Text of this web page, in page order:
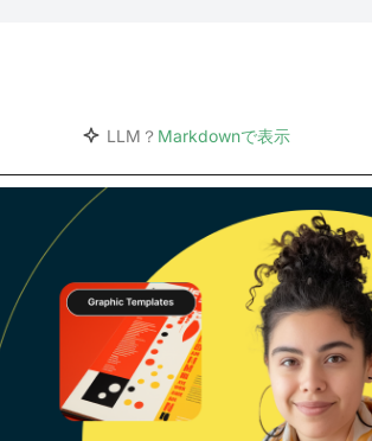
LLM？ Markdownで表示